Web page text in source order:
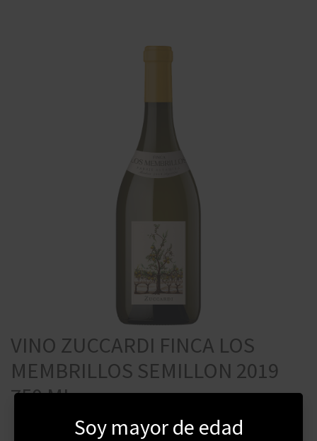
VINO ZUCCARDI FINCA LOS
MEMBRILLOS SEMILLON 2019
750 ML
Soy mayor de edad